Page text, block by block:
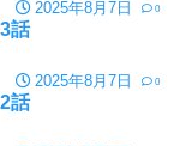
2025年8月7日 0
話
2025年8月7日 0
話